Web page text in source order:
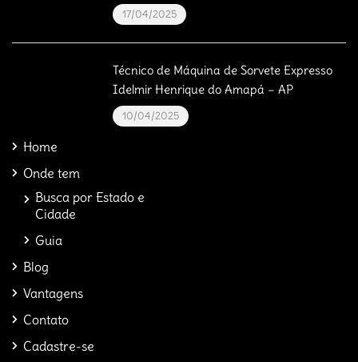
17/04/2025
Técnico de Máquina de Sorvete Expresso
Idelmir Henrique do Amapá – AP
10/04/2025
Home
Onde tem
Busca por Estado e
Cidade
Guia
Blog
Vantagens
Contato
Cadastre-se